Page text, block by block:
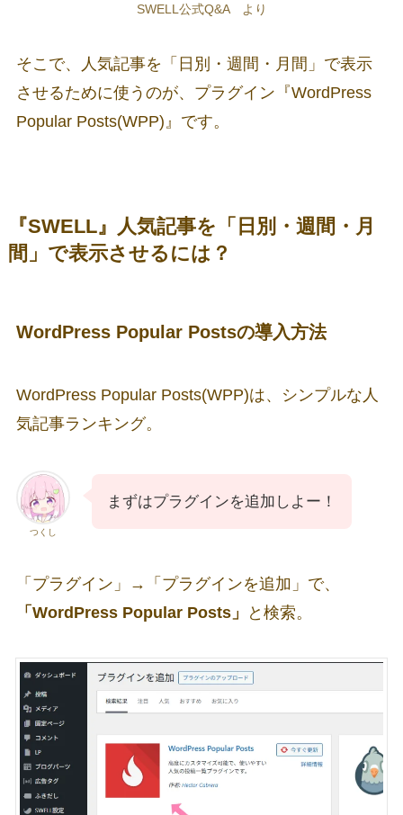
SWELL公式Q&A より
そこで、人気記事を「日別・週間・月間」で表示
させるために使うのが、プラグイン『WordPress
Popular Posts(WPP)』です。
『SWELL』人気記事を「日別・週間・月
間」で表示させるには？
WordPress Popular Postsの導入方法
WordPress Popular Posts(WPP)は、シンプルな人
気記事ランキング。
つくし
まずはプラグインを追加しよー！
「プラグイン」→「プラグインを追加」で、
「WordPress Popular Posts」
と検索。